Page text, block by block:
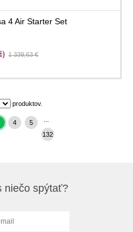
4 Air Starter Set
1 339,63 €
produktov.
4 5
132
niečo spýtať?